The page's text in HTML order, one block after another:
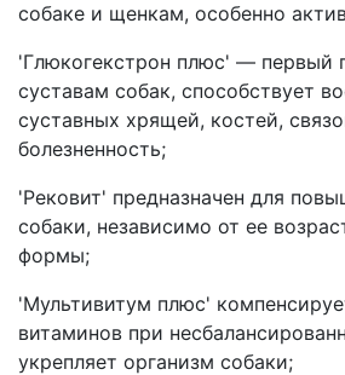
собаке и щенкам, особенно
'Глюкогекстрон плюс' — первый
суставам собак, способствует
суставных хрящей, костей,
болезненность;
'Рековит' предназначен для
собаки, независимо от ее
формы;
'Мультивитум плюс'
витаминов при
укрепляет организм собаки;